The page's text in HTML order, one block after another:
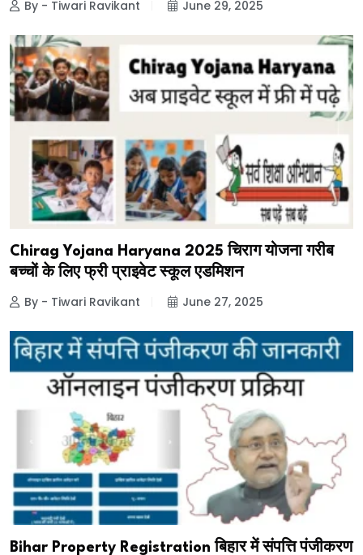
By - Tiwari Ravikant June 29, 2025
Chirag Yojana Haryana 2025 चिराग योजना गरीब
बच्चों के लिए फ्री प्राइवेट स्कूल एडमिशन
By - Tiwari Ravikant June 27, 2025
Bihar Property Registration बिहार में संपत्ति पंजीकरण